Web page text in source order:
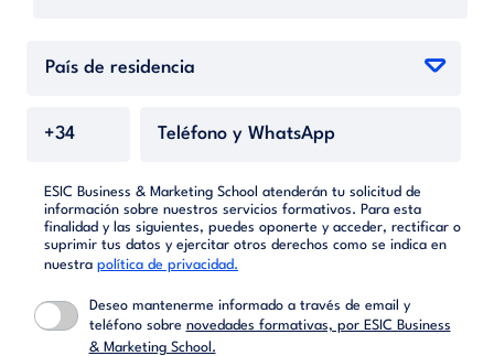
ESIC Business & Marketing School atenderán tu solicitud de
información sobre nuestros servicios formativos. Para esta
finalidad y las siguientes, puedes oponerte y acceder, rectificar o
suprimir tus datos y ejercitar otros derechos como se indica en
nuestra política de privacidad.
Deseo mantenerme informado a través de email y
teléfono sobre novedades formativas, por ESIC Business
& Marketing School.